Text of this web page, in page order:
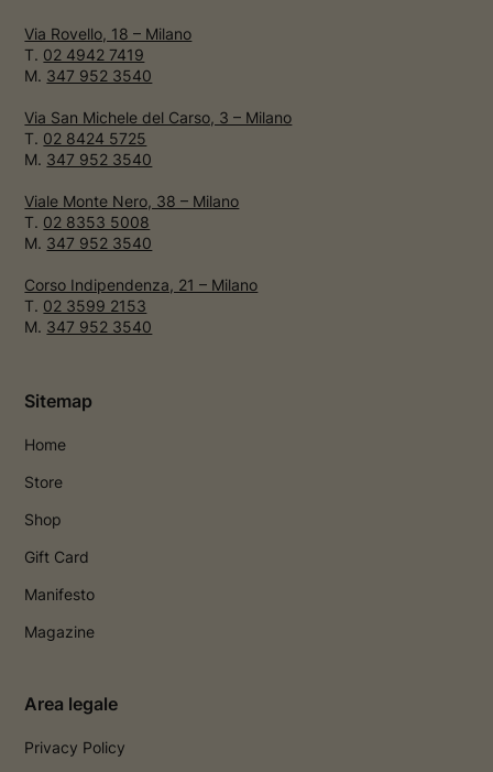
Via Rovello, 18 – Milano
T. 02 4942 7419
M. 347 952 3540
Via San Michele del Carso, 3 – Milano
T. 02 8424 5725
M. 347 952 3540
Viale Monte Nero, 38 – Milano
T. 02 8353 5008
M. 347 952 3540
Corso Indipendenza, 21 – Milano
T. 02 3599 2153
M. 347 952 3540
Sitemap
Home
Store
Shop
Gift Card
Manifesto
Magazine
Area legale
Privacy Policy